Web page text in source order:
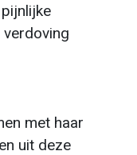
met haar
uit deze